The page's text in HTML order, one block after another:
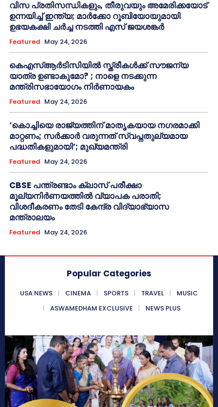
വിസ പ്രതിസന്ധികളും, തീരുവയും അമേരിക്കയോട്
ഉന്നയിച്ച് ഇന്ത്യ; മാർക്കോ റൂബിയോയുമായി
ഉഭയകക്ഷി ചർച്ച നടത്തി എസ് ജയശങ്കർ
Featured May 24, 2026
കെഎസ്ആർടിസിയിൽ സ്ത്രീകൾക്ക് സൗജന്യ
യാത്ര ഉണ്ടാകുമോ? ; നാളെ നടക്കുന്ന
മന്ത്രിസഭായോഗം നിർണായകം
Featured May 24, 2026
‘കൊച്ചിയെ രാജ്യത്തിന് മാതൃകയായ നഗരമാക്കി
മാറ്റണം; സർക്കാർ വരുന്നത് സ്വപ്നതുല്യമായ
പദ്ധതികളുമായി’; മുഖ്യമന്ത്രി
Featured May 24, 2026
CBSE പന്ത്രണ്ടാം ക്ലാസ് പരീക്ഷാ
മൂല്യനിർണയത്തിൽ വ്യാപക പരാതി;
വിശദീകരണം തേടി കേന്ദ്ര വിദ്യാഭ്യാസ
മന്ത്രാലയം
Featured May 24, 2026
Popular Categories
USA NEWS CINEMA SPORTS TRAVEL
MUSIC
ASWAMEDHAM EXCLUSIVE
NEWS PLUS